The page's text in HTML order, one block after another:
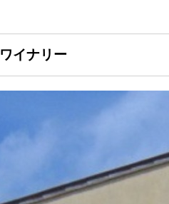
ワイナリー